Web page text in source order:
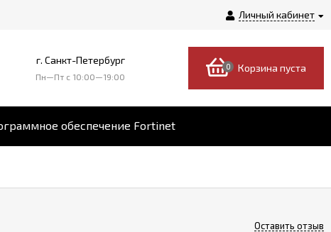
Личный кабинет
г. Санкт-Петербург
Пн—Пт c 10:00—19:00
0 Корзина пуста
обеспечение Fortinet
Оставить отзыв